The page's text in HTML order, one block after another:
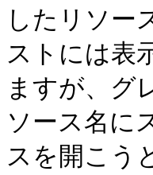
したリソ
ストには表
ますが、グ
ソース名に
スを開こう